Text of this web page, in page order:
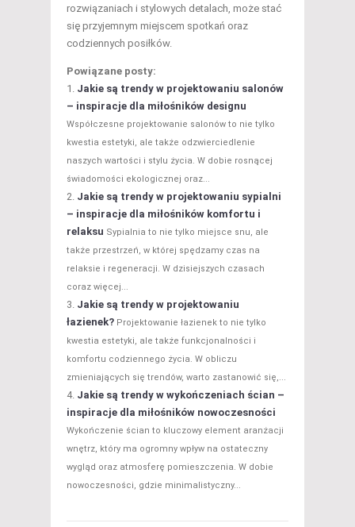
rozwiązaniach i stylowych detalach, może stać
się przyjemnym miejscem spotkań oraz
codziennych posiłków.
Powiązane posty:
Jakie są trendy w projektowaniu salonów
– inspiracje dla miłośników designu
Współczesne projektowanie salonów to nie tylko
kwestia estetyki, ale także odzwierciedlenie
naszych wartości i stylu życia. W dobie rosnącej
świadomości ekologicznej oraz...
Jakie są trendy w projektowaniu sypialni
– inspiracje dla miłośników komfortu i
relaksu Sypialnia to nie tylko miejsce snu, ale
także przestrzeń, w której spędzamy czas na
relaksie i regeneracji. W dzisiejszych czasach
coraz więcej...
Jakie są trendy w projektowaniu
łazienek? Projektowanie łazienek to nie tylko
kwestia estetyki, ale także funkcjonalności i
komfortu codziennego życia. W obliczu
zmieniających się trendów, warto zastanowić się,...
Jakie są trendy w wykończeniach ścian –
inspiracje dla miłośników nowoczesności
Wykończenie ścian to kluczowy element aranżacji
wnętrz, który ma ogromny wpływ na ostateczny
wygląd oraz atmosferę pomieszczenia. W dobie
nowoczesności, gdzie minimalistyczny...